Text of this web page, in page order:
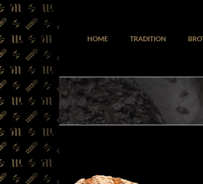
Zum
Inhalt
springen
HOME TRADITION